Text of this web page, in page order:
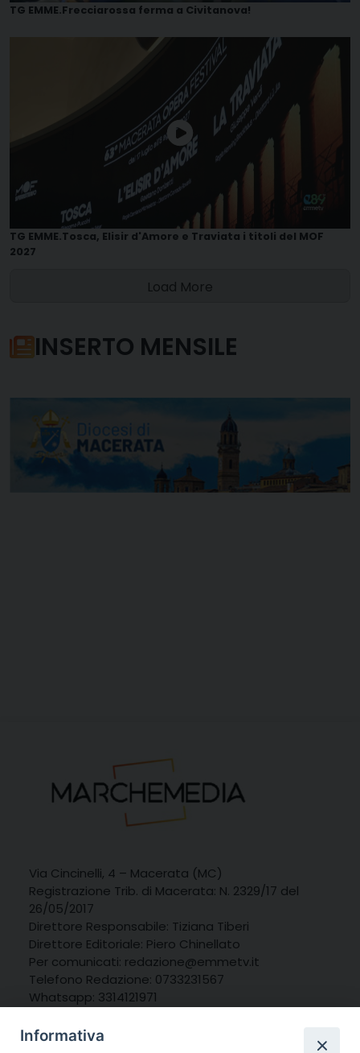
TG EMME.Frecciarossa ferma a Civitanova!
TG EMME.Tosca, Elisir d'Amore e Traviata i titoli del MOF
2027
Load More
INSERTO MENSILE
Via Cincinelli, 4 – Macerata (MC)
Registrazione Trib. di Macerata: N. 2329/17 del
26/05/2017
Direttore Responsabile: Tiziana Tiberi
Direttore Editoriale: Piero Chinellato
Per comunicati: redazione@emmetv.it
Telefono Redazione: 0733231567
Whatsapp: 3314121971
Informativa